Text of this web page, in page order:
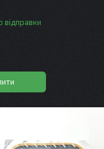
відправки